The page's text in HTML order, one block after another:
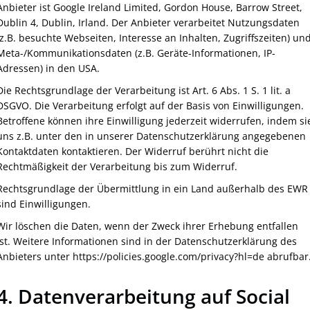
ist Google Ireland Limited, Gordon House, Barrow Street,
4, Dublin, Irland. Der Anbieter verarbeitet Nutzungsdaten
besuchte Webseiten, Interesse an Inhalten, Zugriffszeiten)
Kommunikationsdaten (z.B. Geräte-Informationen, IP-
in den USA.
Rechtsgrundlage der Verarbeitung ist Art. 6 Abs. 1 S. 1 lit. a
Die Verarbeitung erfolgt auf der Basis von Einwilligungen.
können ihre Einwilligung jederzeit widerrufen, indem
z.B. unter den in unserer Datenschutzerklärung angegebenen
kontaktieren. Der Widerruf berührt nicht die
der Verarbeitung bis zum Widerruf.
der Übermittlung in ein Land außerhalb des EWR
Einwilligungen.
löschen die Daten, wenn der Zweck ihrer Erhebung entfallen
Weitere Informationen sind in der Datenschutzerklärung des
unter https://policies.google.com/privacy?hl=de
Datenverarbeitung auf Social